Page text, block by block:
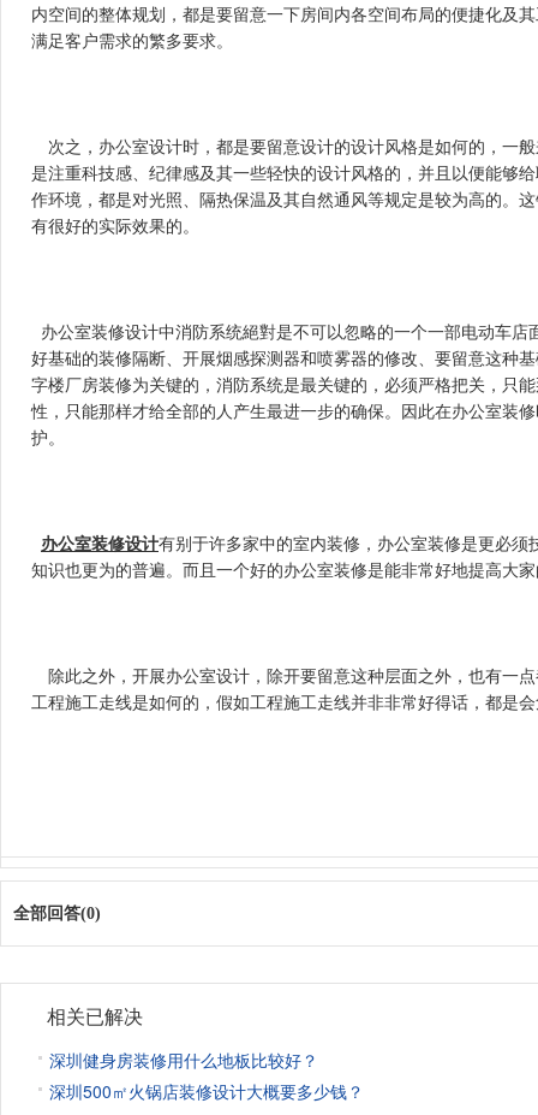
内空间的整体规划，都是要留意一下房间内各空间布局的便捷化及其
满足客户需求的繁多要求。
次之，办公室设计时，都是要留意设计的设计风格是如何的，一
是注重科技感、纪律感及其一些轻快的设计风格的，并且以便
作环境，都是对光照、隔热保温及其自然通风等规定是较为高的
有很好的实际效果的。
办公室装修设计中消防系统絕對是不可以忽略的一个一部电动车店
好基础的装修隔断、开展烟感探测器和喷雾器的修改、要留意这种
字楼厂房装修为关键的，消防系统是最关键的，必须严格把关
性，只能那样才给全部的人产生最进一步的确保。因此在办公室
护。
办公室装修设计有别于许多家中的室内装修，办公室装修是更必须
知识也更为的普遍。而且一个好的办公室装修是能非常好地提高大家
除此之外，开展办公室设计，除开要留意这种层面之外，也有
工程施工走线是如何的，假如工程施工走线并非非常好得话，都是会
全部回答(0)
相关已解决
深圳健身房装修用什么地板比较好？
深圳500㎡火锅店装修设计大概要多少钱？